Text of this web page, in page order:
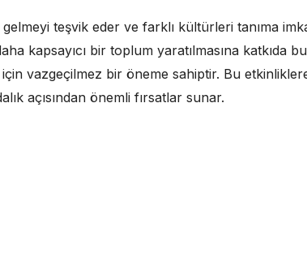
teşvik eder ve farklı kültürleri tanıma
kapsayıcı bir toplum yaratılmasına katkıda
vazgeçilmez bir öneme sahiptir. Bu
açısından önemli fırsatlar sunar.